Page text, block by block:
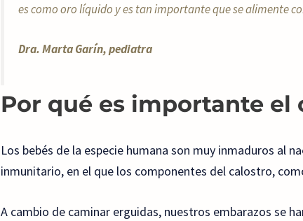
es como oro líquido y es tan importante que se alimente
Dra. Marta Garín, pediatra
Por qué es importante el
Los bebés de la especie humana son muy inmaduros al
inmunitario, en el que los componentes del calostro,
A cambio de caminar erguidas, nuestros embarazos se